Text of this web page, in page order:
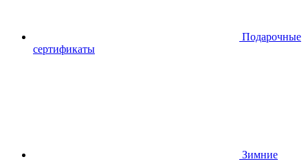
Подарочные
сертификаты
Зимние